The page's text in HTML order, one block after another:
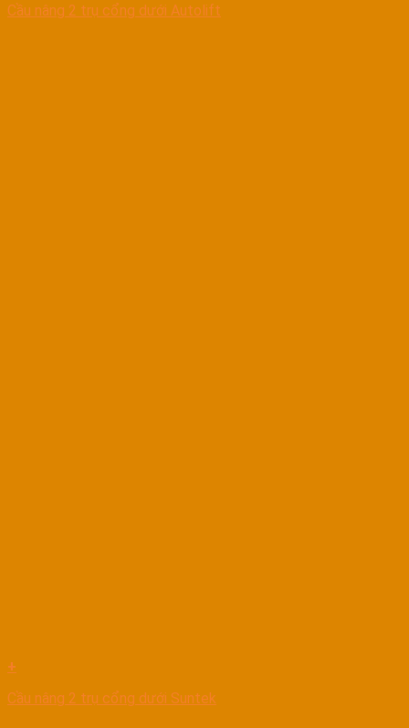
Cầu nâng 2 trụ cổng dưới Autolift
+
Cầu nâng 2 trụ cổng dưới Suntek